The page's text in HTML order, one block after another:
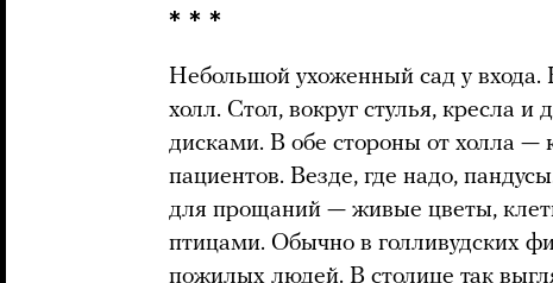
* * *
Небольшой ухоженный сад у
холл. Стол, вокруг стулья, кресла
дисками. В обе стороны от холла —
пациентов. Везде, где надо,
для прощаний — живые цветы,
птицами. Обычно в голливудских
пожилых людей. В столице так